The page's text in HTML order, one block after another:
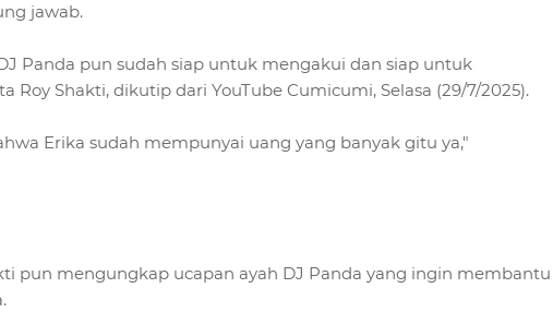
jawab.
Panda pun sudah siap untuk mengakui dan siap untuk
Roy Shakti, dikutip dari YouTube Cumicumi, Selasa (29/7/2025).
Erika sudah mempunyai uang yang banyak gitu ya,"
pun mengungkap ucapan ayah DJ Panda yang ingin membantu